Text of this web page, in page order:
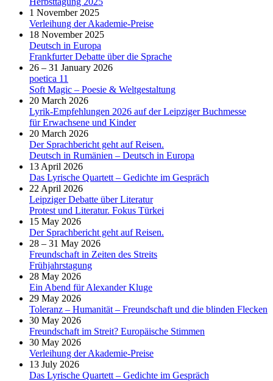
1 November 2025
Verleihung der Akademie-Preise
18 November 2025
Deutsch in Europa
Frankfurter Debatte über die Sprache
26 – 31 January 2026
poetica 11
Soft Magic – Poesie & Weltgestaltung
20 March 2026
Lyrik-Empfehlungen 2026 auf der Leipziger Buchmesse
für Erwachsene und Kinder
20 March 2026
Der Sprachbericht geht auf Reisen.
Deutsch in Rumänien – Deutsch in Europa
13 April 2026
Das Lyrische Quartett – Gedichte im Gespräch
22 April 2026
Leipziger Debatte über Literatur
Protest und Literatur. Fokus Türkei
15 May 2026
Der Sprachbericht geht auf Reisen.
28 – 31 May 2026
Freundschaft in Zeiten des Streits
Frühjahrstagung
28 May 2026
Ein Abend für Alexander Kluge
29 May 2026
Toleranz – Humanität – Freundschaft und die blinden Flecken
30 May 2026
Freundschaft im Streit? Europäische Stimmen
30 May 2026
Verleihung der Akademie-Preise
13 July 2026
Das Lyrische Quartett – Gedichte im Gespräch